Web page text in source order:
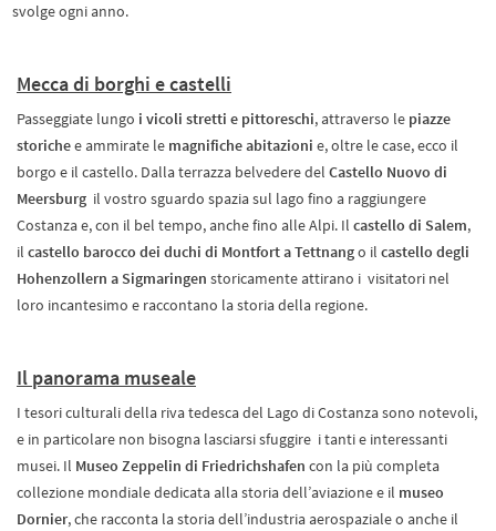
svolge ogni anno.
Mecca di borghi e castelli
Passeggiate lungo i vicoli stretti e pittoreschi, attraverso le piazze
storichee ammirate le magnifiche abitazioni e, oltre le case, ecco il
borgo e il castello. Dalla terrazza belvedere del Castello Nuovo di
Meersburg il vostro sguardo spazia sul lago fino a raggiungere
Costanza e, con il bel tempo, anche fino alle Alpi. Il castello di Salem,
il castello barocco dei duchi di Montfort a Tettnango il castello degli
Hohenzollern a Sigmaringen storicamente attirano i visitatori nel
loro incantesimo e raccontano la storia della regione.
Il panorama museale
I tesori culturali della riva tedesca del Lago di Costanza sono notevoli,
e in particolare non bisogna lasciarsi sfuggire i tanti e interessanti
musei. Il Museo Zeppelin di Friedrichshafen con la più completa
collezione mondiale dedicata alla storia dell’aviazione e il museo
Dornier, che racconta la storia dell’industria aerospaziale o anche il